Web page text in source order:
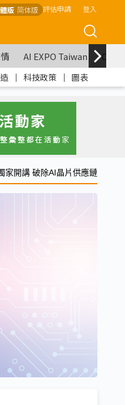
版 简体版 評估申請 登入
AI EXPO Taiwan
｜ 科技政策 ｜ 圖表
家開講 破除AI晶片供應鏈